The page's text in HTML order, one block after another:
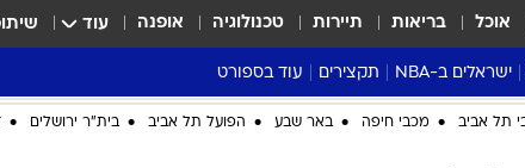
אוכל בריאות תיירות טכנולוגיה אופנה עוד
ישראלים ב-NBA
דני אבדיה
תקצירים עוד בספורט
מונדיאל 2026 תל אביב מכבי חיפה באר שבע הפועל תל אביב בית"ר ירושלים